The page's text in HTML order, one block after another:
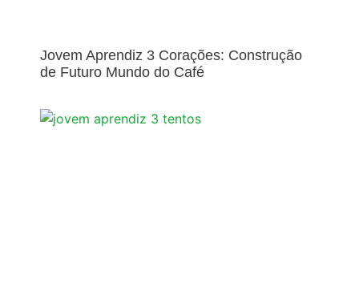
Jovem Aprendiz 3 Corações: Construção
de Futuro Mundo do Café